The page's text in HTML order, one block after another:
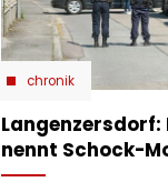
chronik
nennt Schock-